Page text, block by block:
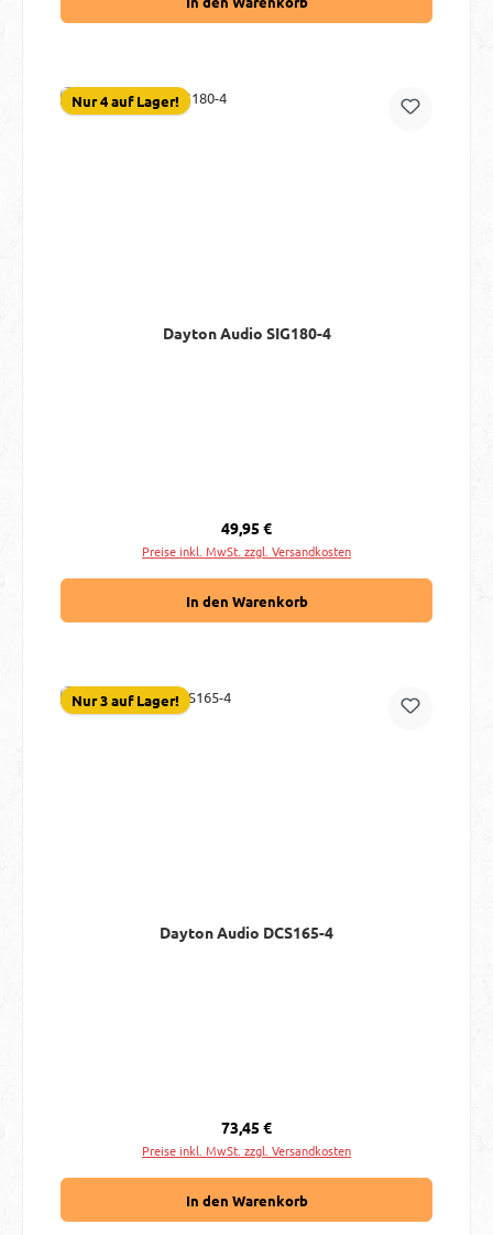
Nur 4 auf Lager!
Dayton Audio SIG180-4
Regulärer Preis:
49,95 €
Preise inkl. MwSt. zzgl. Versandkosten
In den Warenkorb
Nur 3 auf Lager!
Dayton Audio DCS165-4
Regulärer Preis:
73,45 €
Preise inkl. MwSt. zzgl. Versandkosten
In den Warenkorb